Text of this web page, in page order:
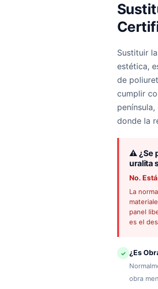
Sustituir
estética,
de
cumplir
donde la
⚠️ ¿Se
uralita
No.
La
panel
es el
✓ ¿Es
obra